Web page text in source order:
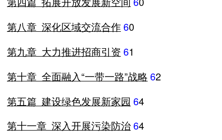
第八章 深化区域交流合作60
第九章 大力推进招商引资 61
第十章 全面融入“一带一路”战略 62
第五篇 建设绿色发展新家园 64
第十一章 深入开展污染防治64